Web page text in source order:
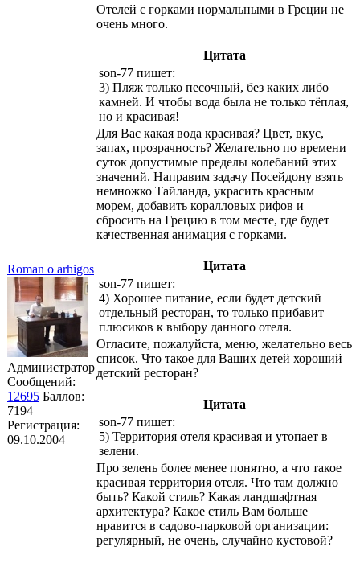
Roman o arhigos
Администратор
Сообщений:
12695 Баллов:
7194
Регистрация:
09.10.2004
Отелей с горками нормальными в Греции не
очень много.
Цитата
son-77 пишет:
3) Пляж только песочный, без каких либо
камней. И чтобы вода была не только тёплая,
но и красивая!
Для Вас какая вода красивая? Цвет, вкус,
запах, прозрачность? Желательно по времени
суток допустимые пределы колебаний этих
значений. Направим задачу Посейдону взять
немножко Тайланда, украсить красным
морем, добавить коралловых рифов и
сбросить на Грецию в том месте, где будет
качественная анимация с горками.
Цитата
son-77 пишет:
4) Хорошее питание, если будет детский
отдельный ресторан, то только прибавит
плюсиков к выбору данного отеля.
Огласите, пожалуйста, меню, желательно весь
список. Что такое для Ваших детей хороший
детский ресторан?
Цитата
son-77 пишет:
5) Территория отеля красивая и утопает в
зелени.
Про зелень более менее понятно, а что такое
красивая территория отеля. Что там должно
быть? Какой стиль? Какая ландшафтная
архитектура? Какое стиль Вам больше
нравится в садово-парковой организации:
регулярный, не очень, случайно кустовой?